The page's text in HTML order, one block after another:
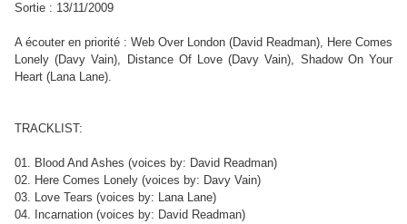
Sortie : 13/11/2009
A écouter en priorité : Web Over London (David Readman), Here Comes
Lonely (Davy Vain), Distance Of Love (Davy Vain), Shadow On Your
Heart (Lana Lane).
TRACKLIST:
01. Blood And Ashes (voices by: David Readman)
02. Here Comes Lonely (voices by: Davy Vain)
03. Love Tears (voices by: Lana Lane)
04. Incarnation (voices by: David Readman)